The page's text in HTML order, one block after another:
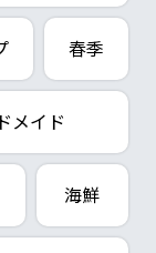
春季
メイド
海鮮